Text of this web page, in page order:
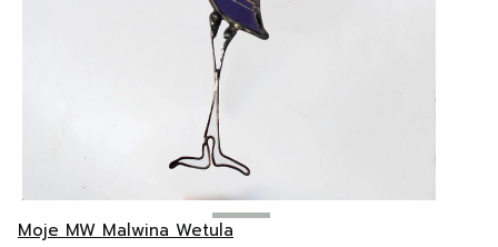
Moje MW Malwina Wetula